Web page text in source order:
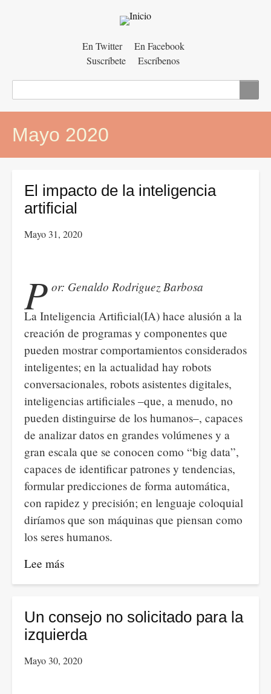
En Twitter
En Facebook
Suscríbete
Escríbenos
Mayo 2020
El impacto de la inteligencia
artificial
Mayo 31, 2020
P or: Genaldo Rodriguez Barbosa
La Inteligencia Artificial(IA) hace alusión a la
creación de programas y componentes que
pueden mostrar comportamientos considerados
inteligentes; en la actualidad hay robots
conversacionales, robots asistentes digitales,
inteligencias artificiales ‒que, a menudo, no
pueden distinguirse de los humanos‒, capaces
de analizar datos en grandes volúmenes y a
gran escala que se conocen como “big data”,
capaces de identificar patrones y tendencias,
formular predicciones de forma automática,
con rapidez y precisión; en lenguaje coloquial
diríamos que son máquinas que piensan como
los seres humanos.
Lee más
El
de
la
artificial
Un consejo no solicitado para la
izquierda
Mayo 30, 2020